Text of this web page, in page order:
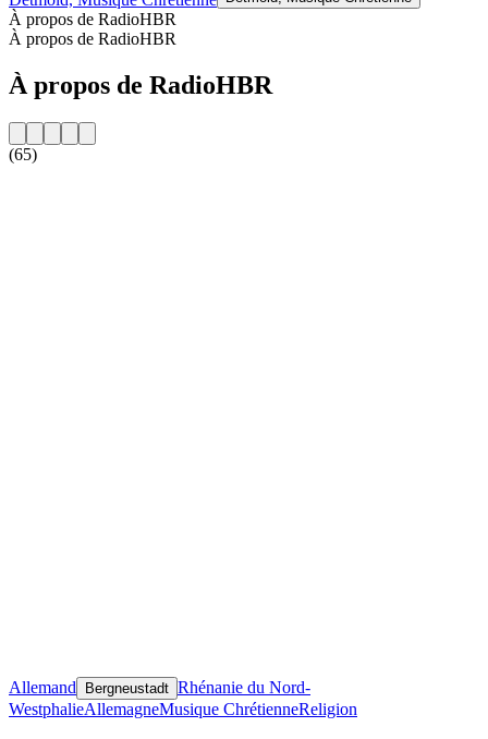
À propos de RadioHBR
À propos de RadioHBR
À propos de RadioHBR
(65)
Allemand Bergneustadt Rhénanie du Nord-
WestphalieAllemagneMusique ChrétienneReligion